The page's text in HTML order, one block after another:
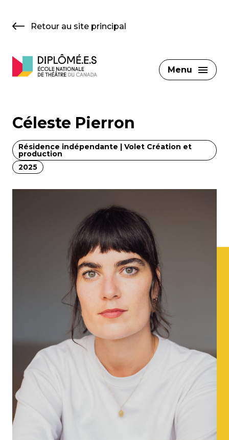
Retour au site principal
Menu
Céleste Pierron
Résidence indépendante | Volet Création et
production
2025